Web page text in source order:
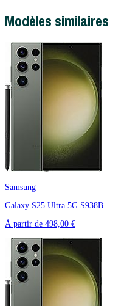
Modèles similaires
Samsung
Galaxy S25 Ultra 5G S938B
À partir de 498,00 €